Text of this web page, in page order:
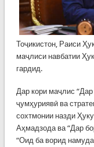
Тоҷикистон, Раиси
маҷлиси навбатии
гардид.
Дар кори маҷлис
ҷумҳуриявӣ ва
сохтмонии назди
Аҳмадзода ва “Дар
“Оид ба ворид